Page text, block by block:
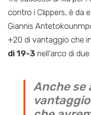
contro i Clippers, è da
Giannis
+20 di vantaggio che
di 19-3 nell’arco di
Anche se